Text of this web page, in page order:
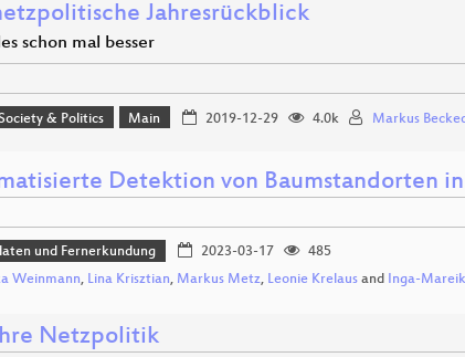
Jahresrückblick
schon mal besser
& Politics Main 2019-12-29 4.0k Markus
Detektion von Baumstandorten
und Fernerkundung 2023-03-17
485
Weinmann, Lina Krisztian, Markus Metz, Leonie Krelaus and Inga-
Netzpolitik